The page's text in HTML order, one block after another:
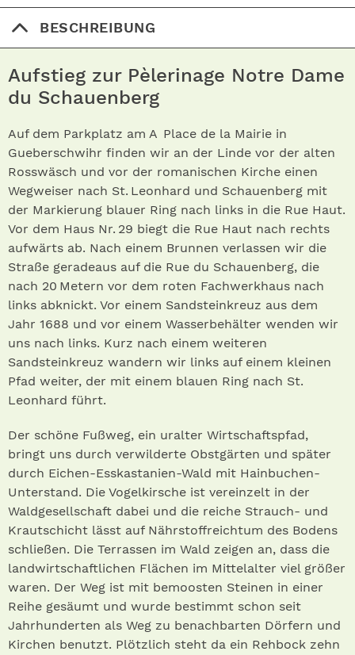
BESCHREIBUNG
Aufstieg zur Pèlerinage Notre Dame
du Schauenberg
Auf dem Parkplatz am A Place de la Mairie in
Gueberschwihr finden wir an der Linde vor der alten
Rosswäsch und vor der romanischen Kirche einen
Wegweiser nach St. Leonhard und Schauenberg mit
der Markierung blauer Ring nach links in die Rue Haut.
Vor dem Haus Nr. 29 biegt die Rue Haut nach rechts
aufwärts ab. Nach einem Brunnen verlassen wir die
Straße geradeaus auf die Rue du Schauenberg, die
nach 20 Metern vor dem roten Fachwerkhaus nach
links abknickt. Vor einem Sandsteinkreuz aus dem
Jahr 1688 und vor einem Wasserbehälter wenden wir
uns nach links. Kurz nach einem weiteren
Sandsteinkreuz wandern wir links auf einem kleinen
Pfad weiter, der mit einem blauen Ring nach St.
Leonhard führt.
Der schöne Fußweg, ein uralter Wirtschaftspfad,
bringt uns durch verwilderte Obstgärten und später
durch Eichen-Esskastanien-Wald mit Hainbuchen-
Unterstand. Die Vogelkirsche ist vereinzelt in der
Waldgesellschaft dabei und die reiche Strauch- und
Krautschicht lässt auf Nährstoffreichtum des Bodens
schließen. Die Terrassen im Wald zeigen an, dass die
landwirtschaftlichen Flächen im Mittelalter viel größer
waren. Der Weg ist mit bemoosten Steinen in einer
Reihe gesäumt und wurde bestimmt schon seit
Jahrhunderten als Weg zu benachbarten Dörfern und
Kirchen benutzt. Plötzlich steht da ein Rehbock zehn